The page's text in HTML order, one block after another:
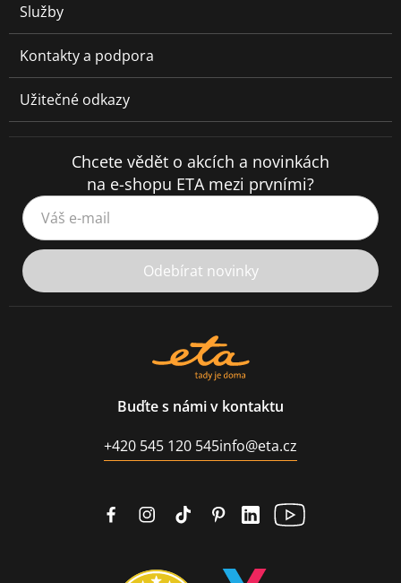
Služby
Kontakty a podpora
Užitečné odkazy
Chcete vědět o akcích a novinkách
na e-shopu ETA mezi prvními?
Váš e-mail
Odebírat novinky
Buďte s námi v kontaktu
+420 545 120 545info@eta.cz